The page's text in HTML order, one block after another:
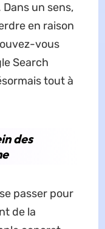
un sens,
en raison
vous
Search
tout à
des
passer pour
de la